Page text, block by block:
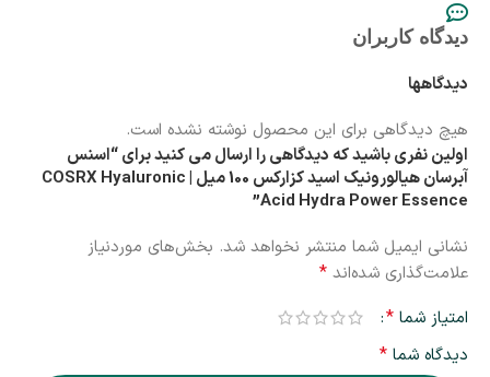
دیدگاه کاربران
دیدگاهها
هیچ دیدگاهی برای این محصول نوشته نشده است.
اولین نفری باشید که دیدگاهی را ارسال می کنید برای “اسنس
آبرسان هیالورونیک اسید کزارکس 100 میل | COSRX Hyaluronic
Acid Hydra Power Essence”
نشانی ایمیل شما منتشر نخواهد شد. بخش‌های موردنیاز
علامت‌گذاری شده‌اند *
امتیاز شما *
دیدگاه شما *